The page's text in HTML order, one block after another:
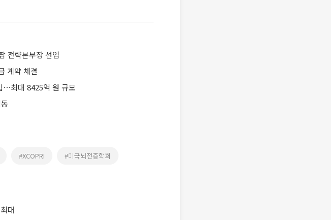
전략본부장 선임
계약 체결
⋯최대 8425억 원 규모
#XCOPRI #미국뇌전증학회
대